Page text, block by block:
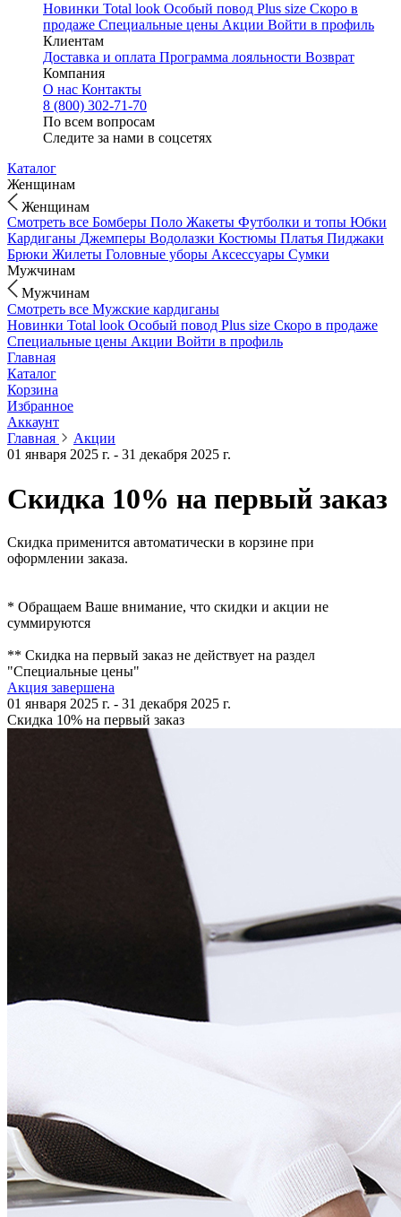
Новинки Total look Особый повод Plus size Скоро в
продаже Специальные цены Акции Войти в профиль
Клиентам
Доставка и оплата Программа лояльности Возврат
Компания
О нас Контакты
8 (800) 302-71-70
По всем вопросам
Следите за нами в соцсетях
Каталог
Женщинам
Женщинам
Смотреть все Бомберы Поло Жакеты Футболки и топы Юбки
Кардиганы Джемперы Водолазки Костюмы Платья Пиджаки
Брюки Жилеты Головные уборы Аксессуары Сумки
Мужчинам
Мужчинам
Смотреть все Мужские кардиганы
Новинки Total look Особый повод Plus size Скоро в продаже
Специальные цены Акции Войти в профиль
Главная
Каталог
Корзина
Избранное
Аккаунт
Главная
Акции
01 января 2025 г. - 31 декабря 2025 г.
Скидка 10% на первый заказ
Скидка применится автоматически в корзине при
оформлении заказа.
* Обращаем Ваше внимание, что скидки и акции не
суммируются
** Скидка на первый заказ не действует на раздел
"Специальные цены"
Акция завершена
01 января 2025 г. - 31 декабря 2025 г.
Скидка 10% на первый заказ